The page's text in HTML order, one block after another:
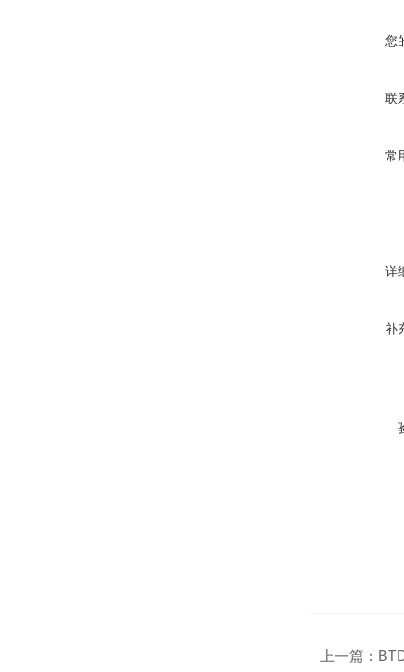
您
联
常
详
补
上一篇：